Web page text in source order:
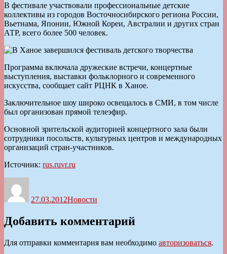
В фестивале участвовали профессиональные детские
коллективы из городов Восточносибирского региона России,
Вьетнама, Японии, Южной Кореи, Австралии и других стран
АТР, всего более 500 человек.
Программа включала дружеские встречи, концертные
выступления, выставки фольклорного и современного
искусства, сообщает сайт РЦНК в Ханое.
Заключительное шоу широко освещалось в СМИ, в том числе
был организован прямой телеэфир.
Основной зрительской аудиторией концертного зала были
сотрудники посольств, культурных центров и международных
организаций стран-участников.
Источник: rus.ruvr.ru
27.03.2012Новости
Добавить комментарий
Для отправки комментария вам необходимо авторизоваться.